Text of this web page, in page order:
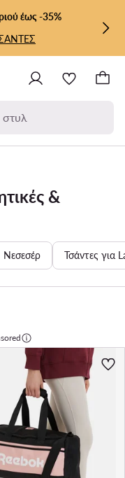
έως -35%
στυλ
&
Νεσεσέρ Τσάντες για